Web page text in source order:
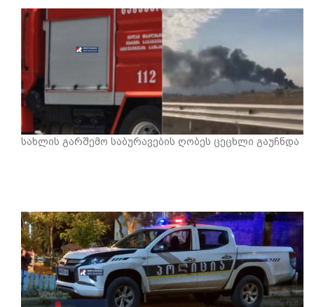
სახლის გარშემო საბურავების ღობეს ცეცხლი გაუჩნდა